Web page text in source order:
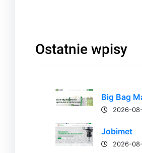
Ostatnie wpisy
Big Bag
2026-
Jobimet
2026-